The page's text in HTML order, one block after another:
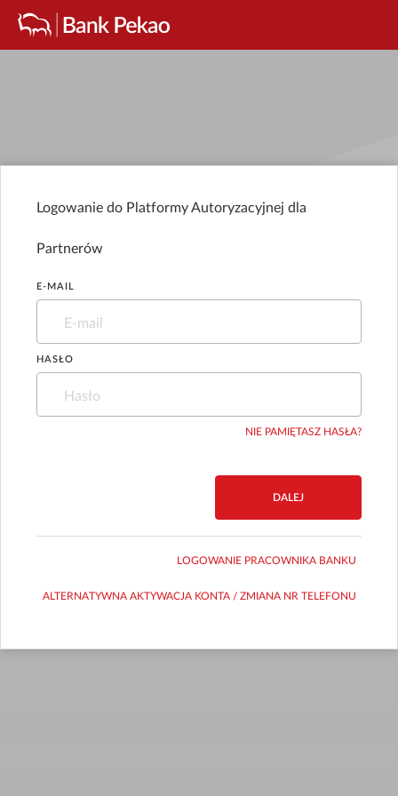
LOGOWANIE PRACOWNIKA BANKU
ALTERNATYWNA AKTYWACJA KONTA / ZMIANA NR TELEFONU
Logowanie do Platformy Autoryzacyjnej dla
Partnerów
E-MAIL
HASŁO
NIE PAMIĘTASZ HASŁA?
DALEJ